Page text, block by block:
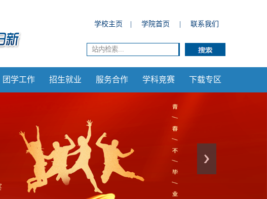
学校主页 学院首页 联系我们
团学工作 招生就业 服务合作 学科竞赛 下载专区